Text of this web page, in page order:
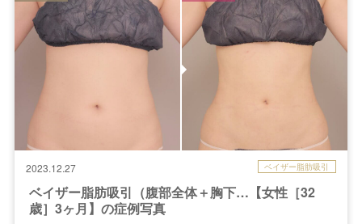
2023.12.27 ベイザー脂肪吸引
ベイザー脂肪吸引（腹部全体＋胸下…【女性［32
歳］3ヶ月】の症例写真